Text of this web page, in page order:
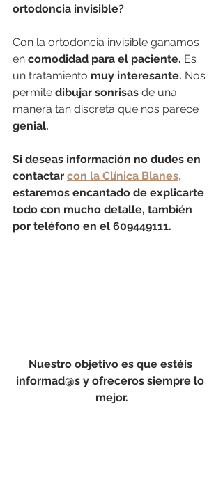
ortodoncia invisible?
Con la ortodoncia invisible ganamos
en comodidad para el paciente. Es
un tratamiento muy interesante. Nos
permite dibujar sonrisas de una
manera tan discreta que nos parece
genial.
Si deseas información no dudes en
contactar con la Clínica Blanes,
estaremos encantado de explicarte
todo con mucho detalle, también
por teléfono en el 609449111.
Nuestro objetivo es que estéis
informad@s y ofreceros siempre lo
mejor.